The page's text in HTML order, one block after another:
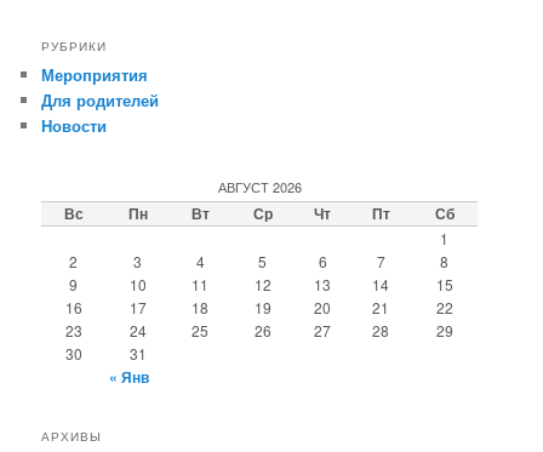
РУБРИКИ
Мероприятия
Для родителей
Новости
АВГУСТ 2026
Вс Пн Вт Ср Чт Пт Сб
1
2
3 4 5 6 7
8
9
10 11 12 13 14
15
16
17 18 19 20 21
22
23
24 25 26 27 28
29
30
31
« Янв
АРХИВЫ